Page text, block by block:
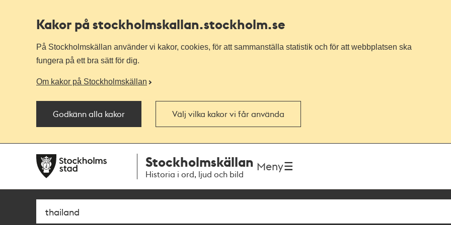
Kakor på stockholmskallan.stockholm.se
På Stockholmskällan använder vi kakor, cookies, för att sammanställa statistik och för att webbplatsen ska
fungera på ett bra sätt för dig.
Om kakor på Stockholmskällan
Godkänn alla kakor Välj vilka kakor vi får använda
navigationen
huvudinnehållet
Stockholmskällan
Historia i ord, ljud och bild
Meny
Sök